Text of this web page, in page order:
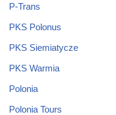
P-Trans
PKS Polonus
PKS Siemiatycze
PKS Warmia
Polonia
Polonia Tours